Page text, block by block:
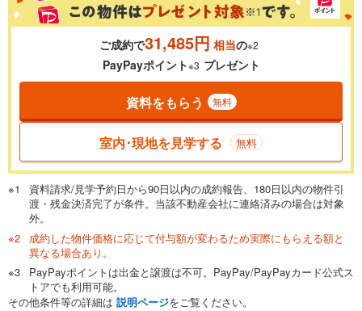
0.01%
一般的には最長35年まで借り入れ可能です。多くの金融機関
が完済時の年齢は80歳までを条件としています。
閉じる
頭金 万円
0万円 2,099万円
自己資金から住宅購入にかけられる金額を入力してくださ
い。一般的には物件価格の2割までが目安です。
閉じる
ボーナス
万円
ご成約で31,485円 相当の※2
PayPayポイント※3 プレゼント
資料をもらう 無料
室内･現地を見学する 無料
資料請求/見学予約日から90日以内の成約報告、180日以内の物件引
渡・残金決済完了が条件。当該不動産会社に連絡済みの場合は対象
外。
成約した物件価格に応じて付与額が変わるため実際にもらえる額と
異なる場合あり。
PayPayポイントは出金と譲渡は不可。PayPay/PayPayカード公式ス
トアでも利用可能。
その他条件等の詳細は 説明ページをご覧ください。